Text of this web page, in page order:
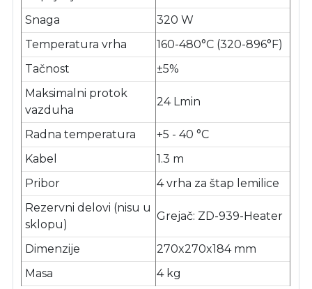
Snaga
320 W
Temperatura vrha
160-480°C (320-896°F)
Tačnost
±5%
Maksimalni protok
vazduha
24 Lmin
Radna temperatura
+5 - 40 °C
Kabel
1.3 m
Pribor
4 vrha za štap lemilice
Rezervni delovi (nisu u
sklopu)
Grejač: ZD-939-Heater
Dimenzije
270x270x184 mm
Masa
4 kg